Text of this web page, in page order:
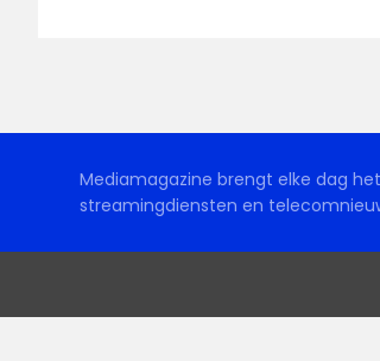
Mediamagazine brengt elke dag
streamingdiensten en